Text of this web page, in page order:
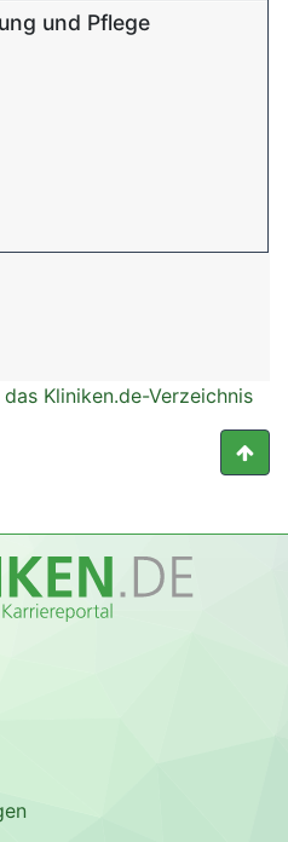
und Pflege
Kliniken.de-Verzeichnis